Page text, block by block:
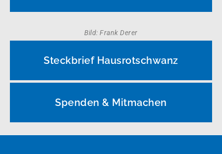
Bild: Frank Derer
Steckbrief Hausrotschwanz
Spenden & Mitmachen